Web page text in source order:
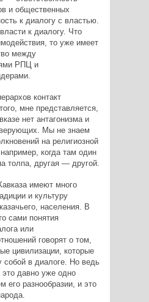
и общественных
к диалогу с властью.
к диалогу. Что
то уже имеет
между
РПЦ и
контакт
мне представляется,
нет антагонизма и
Мы не знаем
на религиозной
когда там один
толпа, другая — другой.
имеют много
и культуру
населения. В
сами понятия
или
говорят о том,
цивилизации, которые
в диалоге. Но ведь
давно уже одно
его разнообразии, и это